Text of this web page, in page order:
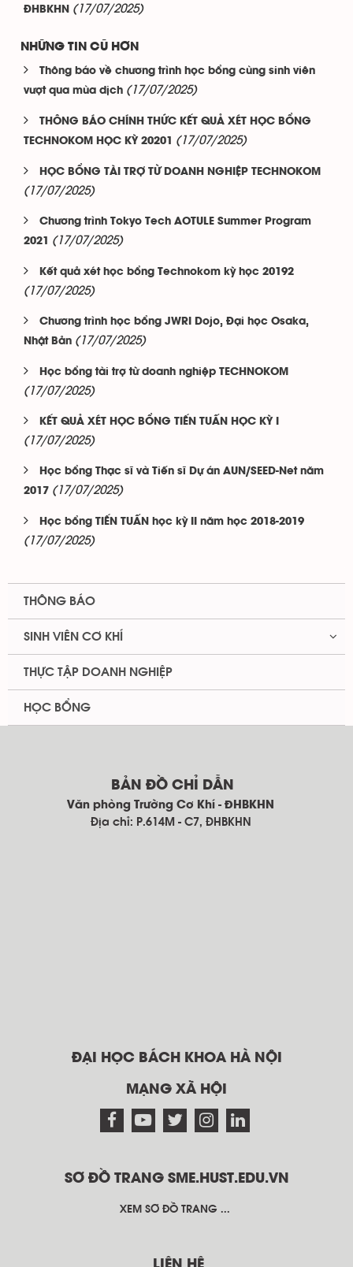
ĐHBKHN
(17/07/2025)
NHỮNG TIN CŨ HƠN
Thông báo về chương trình học bổng cùng sinh viên
vượt qua mùa dịch (17/07/2025)
THÔNG BÁO CHÍNH THỨC KẾT QUẢ XÉT HỌC BỔNG
TECHNOKOM HỌC KỲ 20201
(17/07/2025)
HỌC BỔNG TÀI TRỢ TỪ DOANH NGHIỆP TECHNOKOM
(17/07/2025)
Chương trình Tokyo Tech AOTULE Summer Program
2021
(17/07/2025)
Kết quả xét học bổng Technokom kỳ học 20192
(17/07/2025)
Chương trình học bổng JWRI Dojo, Đại học Osaka,
Nhật Bản (17/07/2025)
Học bổng tài trợ từ doanh nghiệp TECHNOKOM
(17/07/2025)
KẾT QUẢ XÉT HỌC BỔNG TIẾN TUẤN HỌC KỲ I
(17/07/2025)
Học bổng Thạc sĩ và Tiến sĩ Dự án AUN/SEED-Net năm
2017 (17/07/2025)
Học bổng TIẾN TUẤN học kỳ II năm học 2018-2019
(17/07/2025)
THÔNG BÁO
SINH VIÊN CƠ KHÍ
THỰC TẬP DOANH NGHIỆP
HỌC BỔNG
BẢN ĐỒ CHỈ DẪN
Văn phòng Trường Cơ Khí - ĐHBKHN
Địa chỉ: P.614M - C7, ĐHBKHN
ĐẠI HỌC BÁCH KHOA HÀ NỘI
MẠNG XÃ HỘI
SƠ ĐỒ TRANG SME.HUST.EDU.VN
XEM SƠ ĐỒ TRANG ...